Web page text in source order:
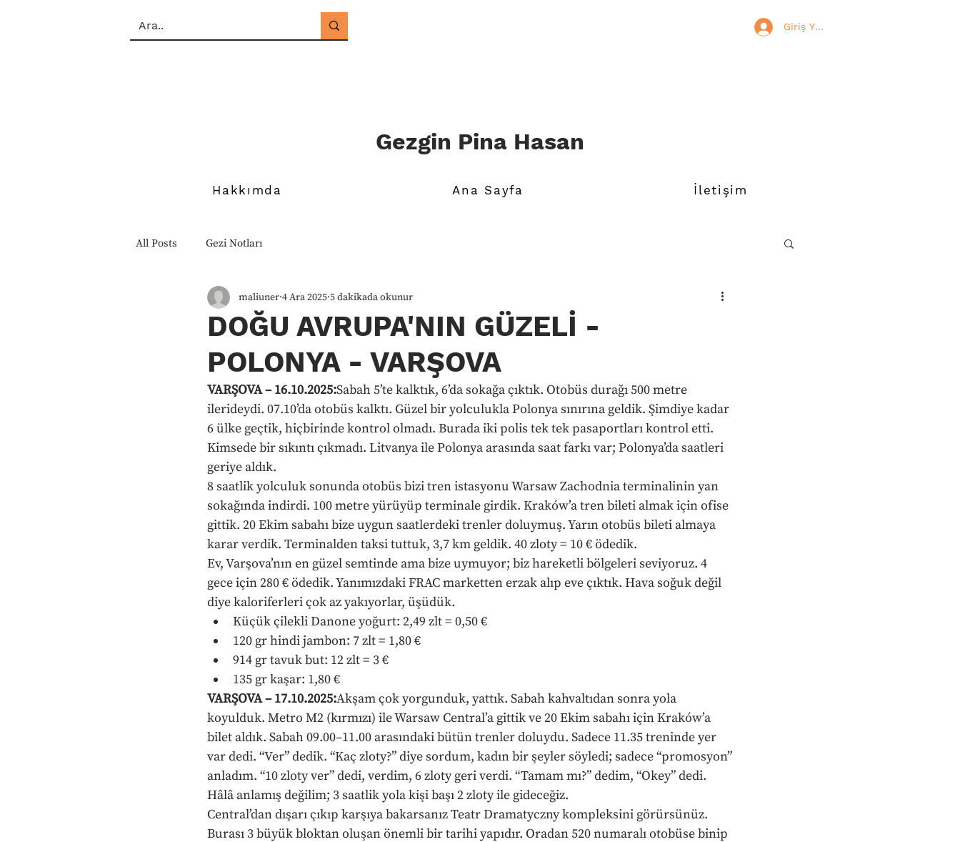
Giriş Yap
Gezgin Pina Hasan
Hakkımda Ana Sayfa İletişim
All Posts Gezi Notları
DOĞU AVRUPA'NIN GÜZELİ -
POLONYA - VARŞOVA
maliuner 4 Ara 2025 5 dakikada okunur
VARŞOVA – 16.10.2025:Sabah 5’te kalktık, 6’da sokağa çıktık. Otobüs durağı 500 metre
ilerideydi. 07.10’da otobüs kalktı. Güzel bir yolculukla Polonya sınırına geldik. Şimdiye kadar
6 ülke geçtik, hiçbirinde kontrol olmadı. Burada iki polis tek tek pasaportları kontrol etti.
Kimsede bir sıkıntı çıkmadı. Litvanya ile Polonya arasında saat farkı var; Polonya’da saatleri
geriye aldık.
8 saatlik yolculuk sonunda otobüs bizi tren istasyonu Warsaw Zachodnia terminalinin yan
sokağında indirdi. 100 metre yürüyüp terminale girdik. Kraków’a tren bileti almak için ofise
gittik. 20 Ekim sabahı bize uygun saatlerdeki trenler doluymuş. Yarın otobüs bileti almaya
karar verdik. Terminalden taksi tuttuk, 3,7 km geldik. 40 zloty = 10 € ödedik.
Ev, Varşova’nın en güzel semtinde ama bize uymuyor; biz hareketli bölgeleri seviyoruz. 4
gece için 280 € ödedik. Yanımızdaki FRAC marketten erzak alıp eve çıktık. Hava soğuk değil
diye kaloriferleri çok az yakıyorlar, üşüdük.
Küçük çilekli Danone yoğurt: 2,49 zlt = 0,50 €
120 gr hindi jambon: 7 zlt = 1,80 €
914 gr tavuk but: 12 zlt = 3 €
135 gr kaşar: 1,80 €
VARŞOVA – 17.10.2025:Akşam çok yorgunduk, yattık. Sabah kahvaltıdan sonra yola
koyulduk. Metro M2 (kırmızı) ile Warsaw Central’a gittik ve 20 Ekim sabahı için Kraków’a
bilet aldık. Sabah 09.00–11.00 arasındaki bütün trenler doluydu. Sadece 11.35 treninde yer
var dedi. “Ver” dedik. “Kaç zloty?” diye sordum, kadın bir şeyler söyledi; sadece “promosyon”
anladım. “10 zloty ver” dedi, verdim, 6 zloty geri verdi. “Tamam mı?” dedim, “Okey” dedi.
Hâlâ anlamış değilim; 3 saatlik yola kişi başı 2 zloty ile gideceğiz.
Central’dan dışarı çıkıp karşıya bakarsanız Teatr Dramatyczny kompleksini görürsünüz.
Burası 3 büyük bloktan oluşan önemli bir tarihi yapıdır. Oradan 520 numaralı otobüse binip